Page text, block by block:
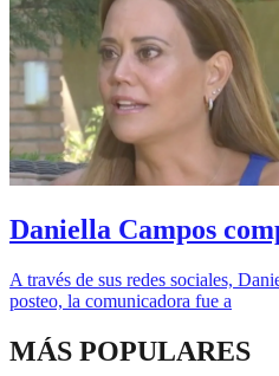
Daniella Campos
A través de sus redes sociales,
posteo, la comunicadora fue a
MÁS POPULARES